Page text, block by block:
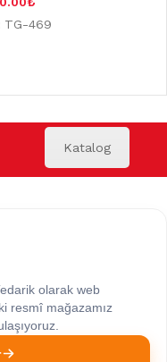
TG-469
Katalog
olarak web
resmî mağazamız